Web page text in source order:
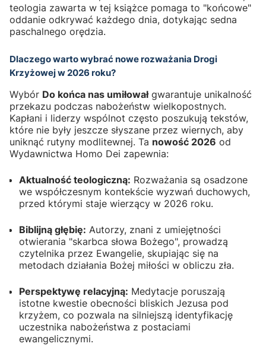
teologia zawarta w tej książce pomaga to "końcowe"
oddanie odkrywać każdego dnia, dotykając sedna
paschalnego orędzia.
Dlaczego warto wybrać nowe rozważania Drogi
Krzyżowej w 2026 roku?
Wybór Do końca nas umiłowałgwarantuje unikalność
przekazu podczas nabożeństw wielkopostnych.
Kapłani i liderzy wspólnot często poszukują tekstów,
które nie były jeszcze słyszane przez wiernych, aby
uniknąć rutyny modlitewnej. Ta nowość 2026 od
Wydawnictwa Homo Dei zapewnia:
Aktualność teologiczną: Rozważania są osadzone
we współczesnym kontekście wyzwań duchowych,
przed którymi staje wierzący w 2026 roku.
Biblijną głębię: Autorzy, znani z umiejętności
otwierania "skarbca słowa Bożego", prowadzą
czytelnika przez Ewangelie, skupiając się na
metodach działania Bożej miłości w obliczu zła.
Perspektywę relacyjną: Medytacje poruszają
istotne kwestie obecności bliskich Jezusa pod
krzyżem, co pozwala na silniejszą identyfikację
uczestnika nabożeństwa z postaciami
ewangelicznymi.